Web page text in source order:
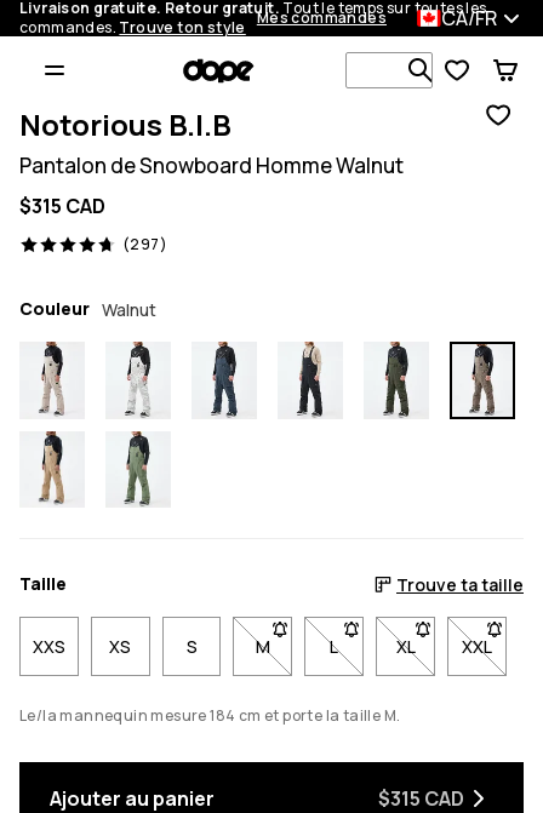
Livraison gratuite. Retour gratuit. Tout le temps sur toutes les
commandes. Trouve ton style Mes commandes CA/FR
Recherche
Notorious B.I.B
Pantalon de Snowboard Homme Walnut
$315 CAD
(297)
297 avis, 4.7/5
Couleur Walnut
Taille Trouve ta taille
XXS XS S M- Taille M non disponible. Cliquez
L- Taille L non disponible.
XL- Taille XL non
XXL- Taille
Le/la mannequin mesure 184 cm et porte la taille M.
Ajouter au panier $315 CAD